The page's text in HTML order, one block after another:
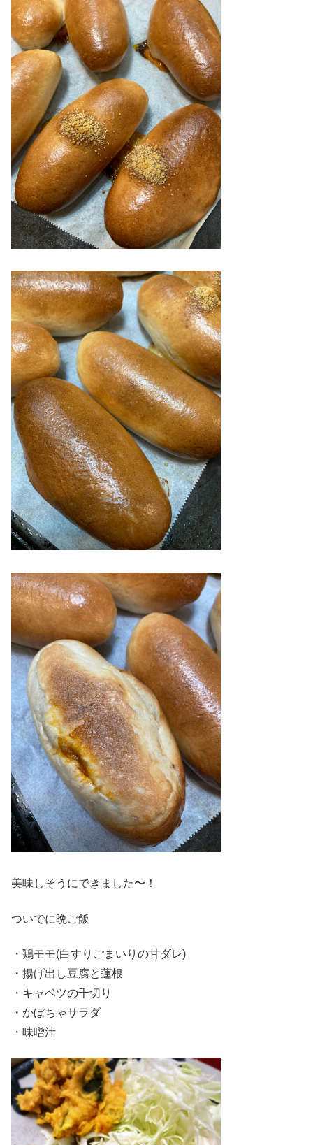
美味しそうにできました〜！
ついでに晩ご飯
・鶏モモ(白すりごまいりの甘ダレ)
・揚げ出し豆腐と蓮根
・キャベツの千切り
・かぼちゃサラダ
・味噌汁